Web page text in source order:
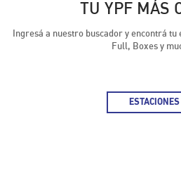
TU YPF MÁS
Ingresá a nuestro buscador y encontrá
Full, Boxes y